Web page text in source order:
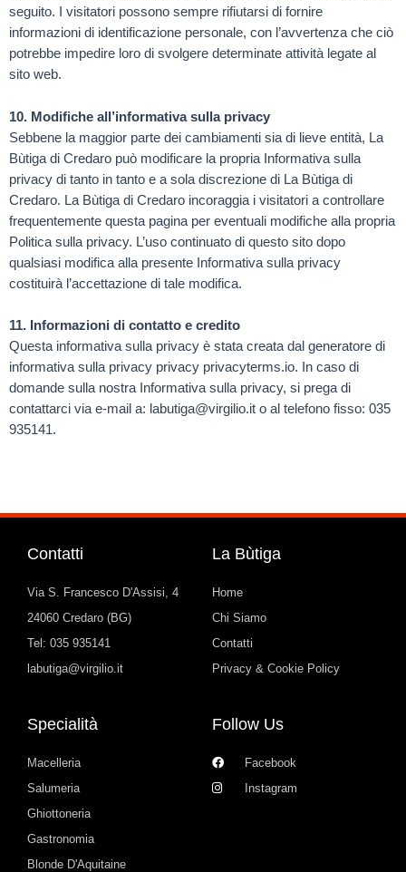
seguito. I visitatori possono sempre rifiutarsi di fornire
informazioni di identificazione personale, con l’avvertenza che ciò
potrebbe impedire loro di svolgere determinate attività legate al
sito web.
10. Modifiche all’informativa sulla privacy
Sebbene la maggior parte dei cambiamenti sia di lieve entità, La
Bùtiga di Credaro può modificare la propria Informativa sulla
privacy di tanto in tanto e a sola discrezione di La Bùtiga di
Credaro. La Bùtiga di Credaro incoraggia i visitatori a controllare
frequentemente questa pagina per eventuali modifiche alla propria
Politica sulla privacy. L’uso continuato di questo sito dopo
qualsiasi modifica alla presente Informativa sulla privacy
costituirà l’accettazione di tale modifica.
11. Informazioni di contatto e credito
Questa informativa sulla privacy è stata creata dal generatore di
informativa sulla privacy privacy privacyterms.io. In caso di
domande sulla nostra Informativa sulla privacy, si prega di
contattarci via e-mail a: labutiga@virgilio.it o al telefono fisso: 035
935141.
Contatti
Via S. Francesco D'Assisi, 4
24060 Credaro (BG)
Tel: 035 935141
labutiga@virgilio.it
La Bùtiga
Home
Chi Siamo
Contatti
Privacy & Cookie Policy
Specialità
Macelleria
Salumeria
Ghiottoneria
Gastronomia
Blonde D'Aquitaine
Follow Us
Facebook
Instagram